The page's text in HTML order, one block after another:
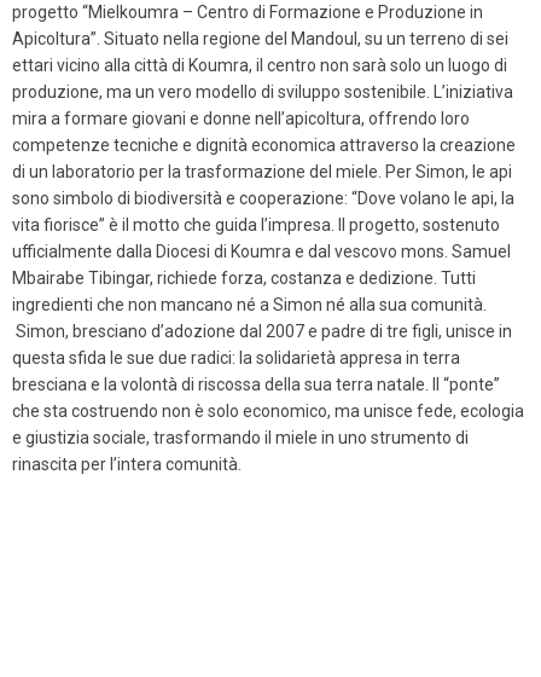
progetto “Mielkoumra – Centro di Formazione e Produzione in
Apicoltura”. Situato nella regione del Mandoul, su un terreno di sei
ettari vicino alla città di Koumra, il centro non sarà solo un luogo di
produzione, ma un vero modello di sviluppo sostenibile. L’iniziativa
mira a formare giovani e donne nell’apicoltura, offrendo loro
competenze tecniche e dignità economica attraverso la creazione
di un laboratorio per la trasformazione del miele. Per Simon, le api
sono simbolo di biodiversità e cooperazione: “Dove volano le api, la
vita fiorisce” è il motto che guida l’impresa. Il progetto, sostenuto
ufficialmente dalla Diocesi di Koumra e dal vescovo mons. Samuel
Mbairabe Tibingar, richiede forza, costanza e dedizione. Tutti
ingredienti che non mancano né a Simon né alla sua comunità.
Simon, bresciano d’adozione dal 2007 e padre di tre figli, unisce in
questa sfida le sue due radici: la solidarietà appresa in terra
bresciana e la volontà di riscossa della sua terra natale. Il “ponte”
che sta costruendo non è solo economico, ma unisce fede, ecologia
e giustizia sociale, trasformando il miele in uno strumento di
rinascita per l’intera comunità.